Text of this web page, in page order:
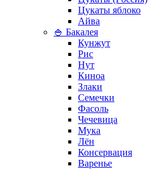
Цукаты яблоко
Айва
🍚 Бакалея
Кунжут
Рис
Нут
Киноа
Злаки
Семечки
Фасоль
Чечевица
Мука
Лён
Консервация
Варенье